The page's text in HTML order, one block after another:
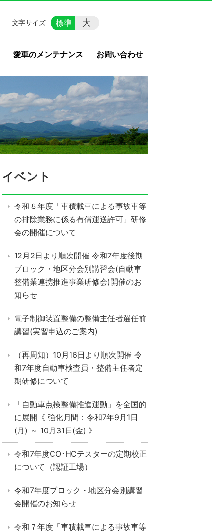
愛車のメンテナンス お問い合わせ
文字サイズ 標準 大
イベント
令和８年度「車積載車による事故車等
の排除業務に係る有償運送許可」研修
会の開催について
12月2日より順次開催 令和7年度後期
ブロック・地区分会別講習会(自動車
整備業連携推進事業研修会)開催のお
知らせ
電子制御装置整備の整備主任者選任前
講習(実習申込のご案内)
（再周知）10月16日より順次開催 令
和7年度自動車検査員・整備主任者定
期研修について
「自動車点検整備推進運動」を全国的
に展開《 強化月間：令和7年9月1日
(月) ～ 10月31日(金) 》
令和7年度CO･HCテスターの定期校正
について（認証工場）
令和7年度ブロック・地区分会別講習
会開催のお知らせ
令和７年度「車積載車による事故車等